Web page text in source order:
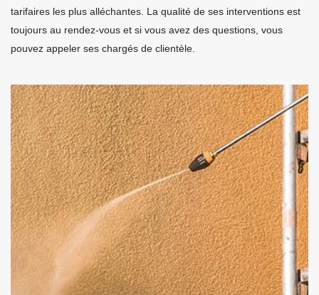
tarifaires les plus alléchantes. La qualité de ses interventions est
toujours au rendez-vous et si vous avez des questions, vous
pouvez appeler ses chargés de clientèle.